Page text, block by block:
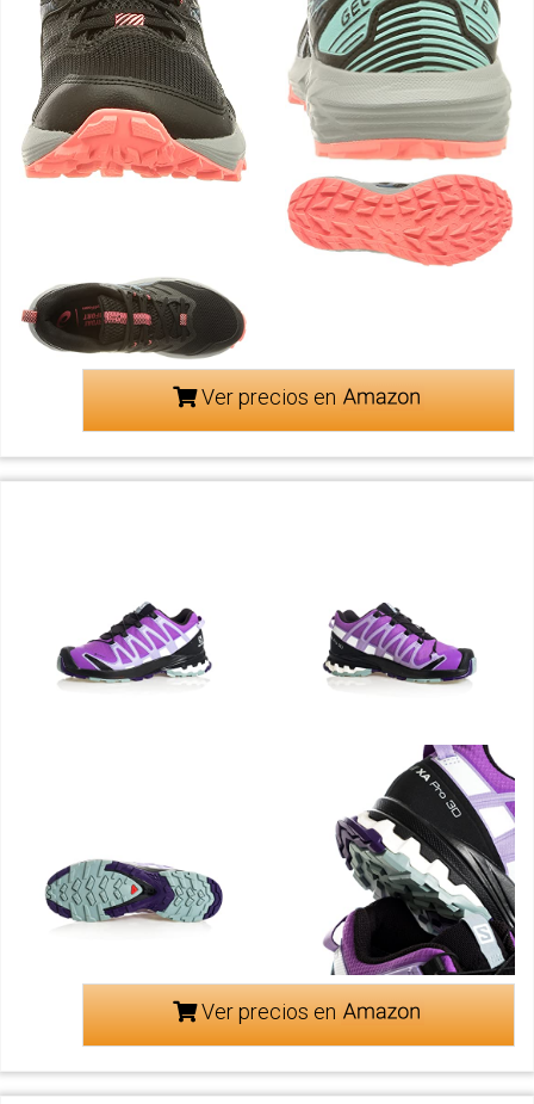
Ver precios en
Ver precios en